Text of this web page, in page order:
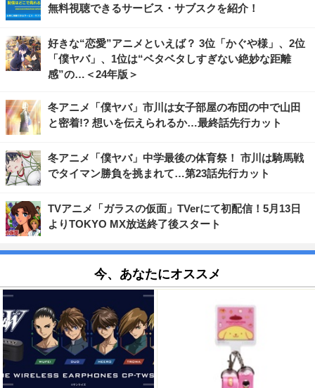
無料視聴できるサービス・サブスクを紹介！
好きな“恋愛”アニメといえば？ 3位「かぐや様」、2位
「僕ヤバ」、1位は“ベタベタしすぎない絶妙な距離
感”の…＜24年版＞
冬アニメ「僕ヤバ」市川は女子部屋の布団の中で山田
と密着!? 想いを伝えられるか…最終話先行カット
冬アニメ「僕ヤバ」中学最後の体育祭！ 市川は騎馬戦
でタイマン勝負を挑まれて…第23話先行カット
TVアニメ「ガラスの仮面」TVerにて初配信！5月13日
よりTOKYO MX放送終了後スタート
今、あなたにオススメ